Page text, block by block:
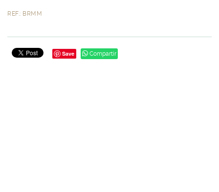
REF.: BRMM
Save Compartir